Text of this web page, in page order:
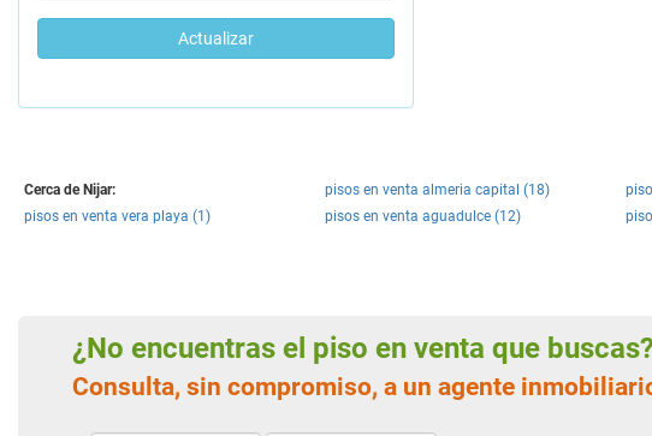
Actualizar
Cerca de Nijar: pisos en venta almeria capital (18)
pisos en venta vera playa (1)
pisos en venta aguadulce (12)
¿No encuentras el piso en venta que buscas?
Consulta, sin compromiso, a un agente